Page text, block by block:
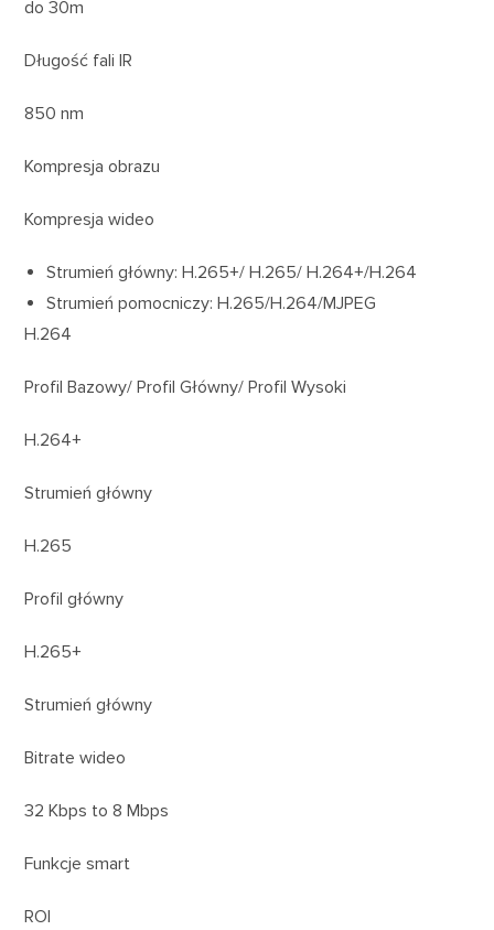
do 30m
Długość fali IR
850 nm
Kompresja obrazu
Kompresja wideo
Strumień główny: H.265+/ H.265/ H.264+/H.264
Strumień pomocniczy: H.265/H.264/MJPEG
H.264
Profil Bazowy/ Profil Główny/ Profil Wysoki
H.264+
Strumień główny
H.265
Profil główny
H.265+
Strumień główny
Bitrate wideo
32 Kbps to 8 Mbps
Funkcje smart
ROI